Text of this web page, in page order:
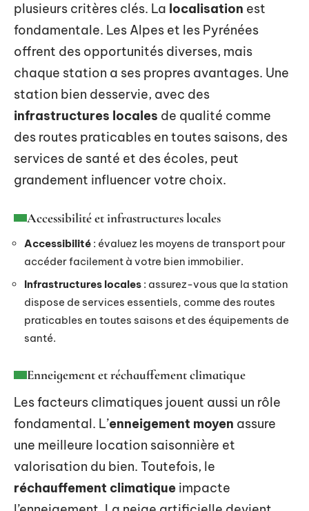
plusieurs critères clés. La localisation est
fondamentale. Les Alpes et les Pyrénées
offrent des opportunités diverses, mais
chaque station a ses propres avantages. Une
station bien desservie, avec des
infrastructures locales de qualité comme
des routes praticables en toutes saisons, des
services de santé et des écoles, peut
grandement influencer votre choix.
Accessibilité et infrastructures locales
Accessibilité : évaluez les moyens de transport pour
accéder facilement à votre bien immobilier.
Infrastructures locales : assurez-vous que la station
dispose de services essentiels, comme des routes
praticables en toutes saisons et des équipements de
santé.
Enneigement et réchauffement climatique
Les facteurs climatiques jouent aussi un rôle
fondamental. L’enneigement moyen assure
une meilleure location saisonnière et
valorisation du bien. Toutefois, le
réchauffement climatique impacte